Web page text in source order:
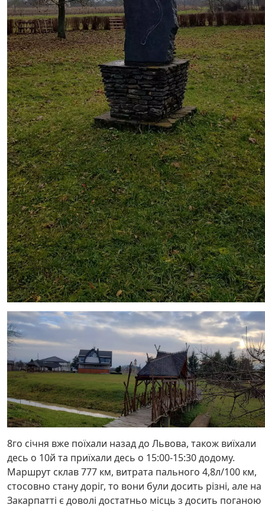
8го січня вже поїхали назад до Львова, також виїхали
десь о 10й та приїхали десь о 15:00-15:30 додому.
Маршрут склав 777 км, витрата пального 4,8л/100 км,
стосовно стану доріг, то вони були досить різні, але на
Закарпатті є доволі достатньо місць з досить поганою